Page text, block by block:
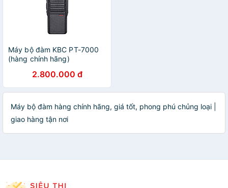
Máy bộ đàm KBC PT-7000
(hàng chính hãng)
2.800.000 đ
Máy bộ đàm hàng chính hãng, giá tốt, phong phú chủng loại |
giao hàng tận nơi